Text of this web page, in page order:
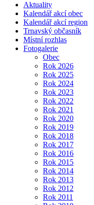
Aktuality
Kalendář akcí obec
Kalendář akcí region
Trnavský občasník
Místní rozhlas
Fotogalerie
Obec
Rok 2026
Rok 2025
Rok 2024
Rok 2023
Rok 2022
Rok 2021
Rok 2020
Rok 2019
Rok 2018
Rok 2017
Rok 2016
Rok 2015
Rok 2014
Rok 2013
Rok 2012
Rok 2011